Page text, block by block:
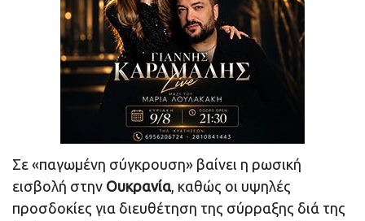
Σε «παγωμένη σύγκρουση» βαίνει η ρωσική
εισβολή στην Ουκρανία, καθώς οι υψηλές
προσδοκίες για διευθέτηση της σύρραξης διά της